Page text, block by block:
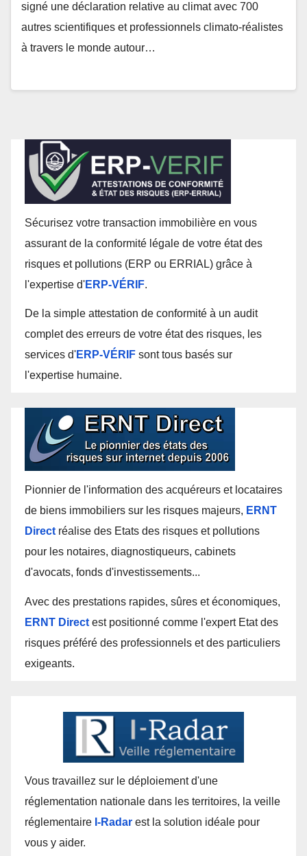
signé une déclaration relative au climat avec 700
autres scientifiques et professionnels climato-réalistes
à travers le monde autour…
Sécurisez votre transaction immobilière en vous
assurant de la conformité légale de votre état des
risques et pollutions (ERP ou ERRIAL) grâce à
l'expertise d'ERP-VÉRIF.
De la simple attestation de conformité à un audit
complet des erreurs de votre état des risques, les
services d'ERP-VÉRIF sont tous basés sur
l'expertise humaine.
Pionnier de l'information des acquéreurs et locataires
de biens immobiliers sur les risques majeurs, ERNT
Direct réalise des Etats des risques et pollutions
pour les notaires, diagnostiqueurs, cabinets
d'avocats, fonds d'investissements...
Avec des prestations rapides, sûres et économiques,
ERNT Direct est positionné comme l'expert Etat des
risques préféré des professionnels et des particuliers
exigeants.
Vous travaillez sur le déploiement d'une
réglementation nationale dans les territoires, la veille
réglementaire I-Radar est la solution idéale pour
vous y aider.